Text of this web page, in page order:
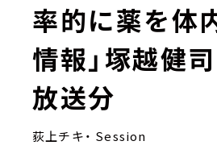
率的に薬を体
情報」塚越健
放送分
荻上チキ・ Session